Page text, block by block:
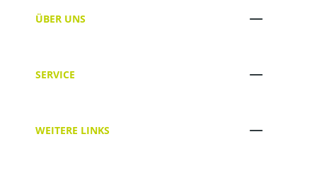
ÜBER UNS
SERVICE
WEITERE LINKS